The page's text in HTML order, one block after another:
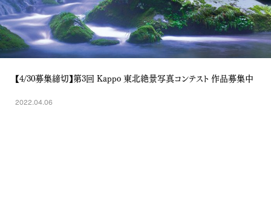
【4/30募集締切】第3回 Kappo 東北絶景写真コンテスト 作品募集中
2022.04.06